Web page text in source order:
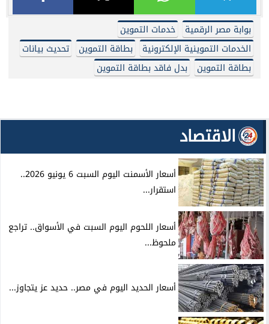
بوابة مصر الرقمية
خدمات التموين
الخدمات التموينية الإلكترونية
بطاقة التموين
تحديث بيانات
بطاقة التموين
بدل فاقد بطاقة التموين
الاقتصاد
أسعار الأسمنت اليوم السبت 6 يونيو 2026..
استقرار...
أسعار اللحوم اليوم السبت في الأسواق.. تراجع
ملحوظ...
أسعار الحديد اليوم في مصر.. حديد عز يتجاوز...